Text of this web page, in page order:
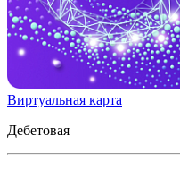
Виртуальная карта
Дебетовая